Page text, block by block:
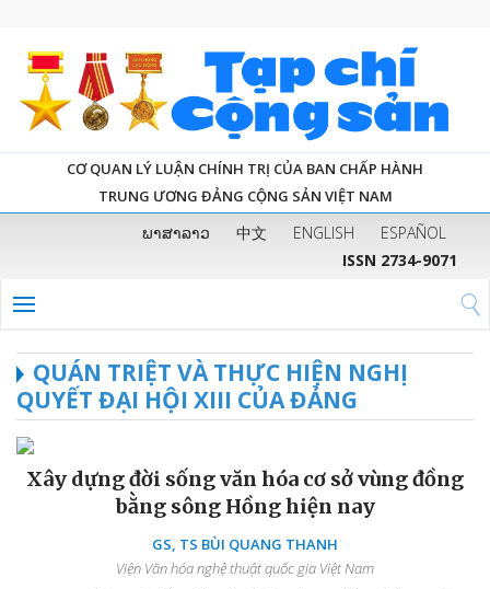
CƠ QUAN LÝ LUẬN CHÍNH TRỊ CỦA BAN CHẤP HÀNH
TRUNG ƯƠNG ĐẢNG CỘNG SẢN VIỆT NAM
ພາສາລາວ 中文 ENGLISH
ESPAÑOL
ISSN 2734-9071
QUÁN TRIỆT VÀ THỰC HIỆN NGHỊ
QUYẾT ĐẠI HỘI XIII CỦA ĐẢNG
Xây dựng đời sống văn hóa cơ sở vùng đồng
bằng sông Hồng hiện nay
GS, TS BÙI QUANG THANH
Viện Văn hóa nghệ thuật quốc gia Việt Nam